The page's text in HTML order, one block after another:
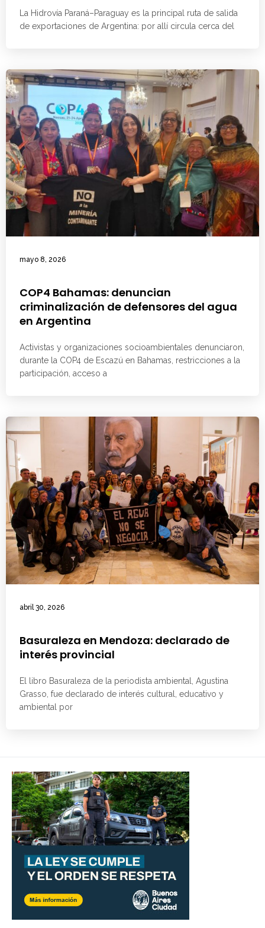
La Hidrovía Paraná–Paraguay es la principal ruta de salida
de exportaciones de Argentina: por allí circula cerca del
mayo 8, 2026
COP4 Bahamas: denuncian
criminalización de defensores del agua
en Argentina
Activistas y organizaciones socioambientales denunciaron,
durante la COP4 de Escazú en Bahamas, restricciones a la
participación, acceso a
abril 30, 2026
Basuraleza en Mendoza: declarado de
interés provincial
El libro Basuraleza de la periodista ambiental, Agustina
Grasso, fue declarado de interés cultural, educativo y
ambiental por